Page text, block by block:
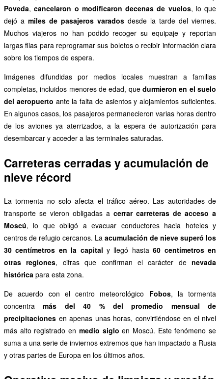
Poveda,cancelaron o modificaron decenas de vuelos, lo que
dejó a miles de pasajeros varados desde la tarde del viernes.
Muchos viajeros no han podido recoger su equipaje y reportan
largas filas para reprogramar sus boletos o recibir información clara
sobre los tiempos de espera.
Imágenes difundidas por medios locales muestran a familias
completas, incluidos menores de edad, que durmieron en el suelo
del aeropuerto ante la falta de asientos y alojamientos suficientes.
En algunos casos, los pasajeros permanecieron varias horas dentro
de los aviones ya aterrizados, a la espera de autorización para
desembarcar y acceder a las terminales saturadas.
Carreteras cerradas y acumulación de
nieve récord
La tormenta no solo afecta el tráfico aéreo. Las autoridades de
transporte se vieron obligadas a cerrar carreteras de acceso a
Moscú, lo que obligó a evacuar conductores hacia hoteles y
centros de refugio cercanos. La acumulación de nieve superó los
30 centímetros en la capital y llegó hasta60 centímetros en
otras regiones, cifras que confirman el carácter de nevada
histórica para esta zona.
De acuerdo con el centro meteorológico Fobos, la tormenta
concentramás del 40 % del promedio mensual de
precipitaciones en apenas unas horas, convirtiéndose en el nivel
más alto registrado en medio siglo en Moscú. Este fenómeno se
suma a una serie de inviernos extremos que han impactado a Rusia
y otras partes de Europa en los últimos años.